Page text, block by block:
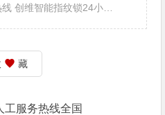
创维智能指纹锁24小…
藏
工服务热线全国